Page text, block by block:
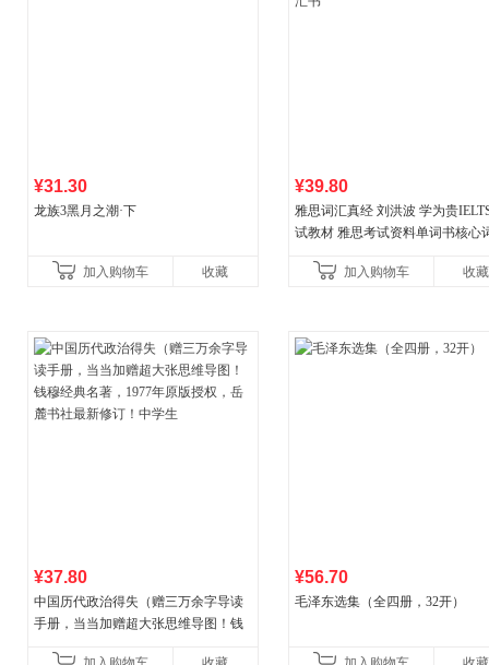
¥31.30
龙族3黑月之潮·下
加入购物车 收藏
¥39.80
雅思词汇真经 刘洪波 学为贵
试教材 雅思考试资料单词书核心
加入购物车
收藏
¥37.80
中国历代政治得失（赠三万余字导读
手册，当当加赠超大张思维导图！钱
¥56.70
毛泽东选集（全四册，32开）